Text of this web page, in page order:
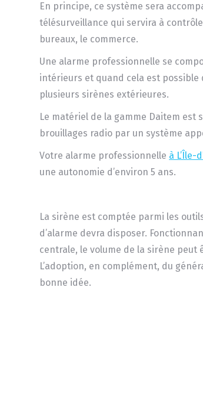
En principe, ce système sera
télésurveillance qui servira à
bureaux, le commerce.
Une alarme professionnelle se
intérieurs et quand cela est possible
plusieurs sirènes extérieures.
Le matériel de la gamme Daitem est
brouillages radio par un système
Votre alarme professionnelle à L’Île-
une autonomie d’environ 5 ans.
La sirène est comptée parmi les
d’alarme devra disposer.
centrale, le volume de la sirène peut
L’adoption, en complément, du
bonne idée.